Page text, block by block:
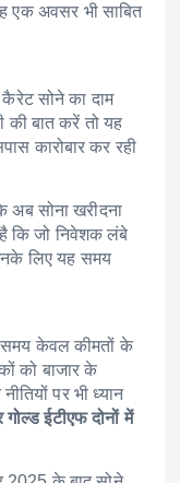
एक अवसर भी साबित
सोने का दाम
की बात करें तो यह
कारोबार कर रही
अब सोना खरीदना
कि जो निवेशक लंबे
लिए यह समय
समय केवल कीमतों के
को बाजार के
पर भी ध्यान
ईटीएफ दोनों में